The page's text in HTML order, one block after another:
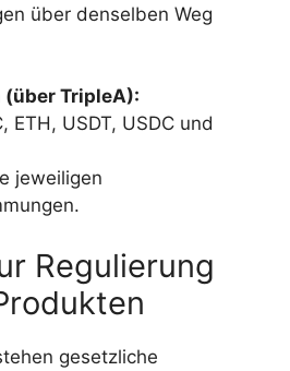
über denselben Weg
TripleA):
ETH, USDT, USDC und
jeweiligen
Regulierung
gesetzliche